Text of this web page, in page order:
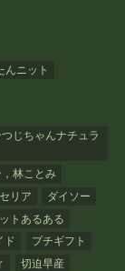
んニット
じちゃんナチュラ
林ことみ
セリア
ダイソー
トあるある
ド
プチギフト
切迫早産